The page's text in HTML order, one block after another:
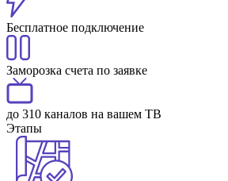
Бесплатное подключение
Заморозка счета по заявке
до 310 каналов на вашем ТВ
Этапы